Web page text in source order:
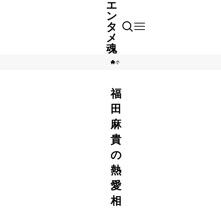
エ
ン
タ
メ
魂
ホーム
福
田
麻
貴
の
熱
愛
相